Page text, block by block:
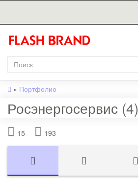
» Портфолио
Росэнергосервис (4)
15 193